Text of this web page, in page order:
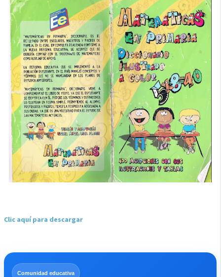
Clic aquí para descargar
Comunidad educativa